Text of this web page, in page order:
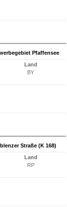
Pfaffensee
Land
BY
Straße (K 168)
Land
RP